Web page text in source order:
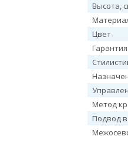
Высота,
Цвет
Гарантия
Метод
Подвод